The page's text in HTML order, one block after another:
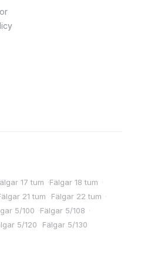
17 tum ·Fälgar 18 tum ·
21 tum ·Fälgar 22 tum ·
5/100 ·Fälgar 5/108 ·
5/120 ·Fälgar 5/130